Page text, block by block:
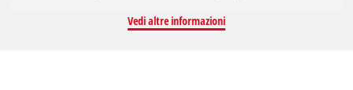
La tecnologia Einhell PLUS utilizza celle agli ioni di litio di tipo
Vedi altre informazioni